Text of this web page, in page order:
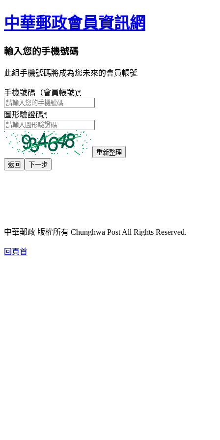
中華郵政會員資訊網
輸入您的手機號碼
此組手機號碼將成為您未來的會員帳號
手機號碼（會員帳號)*
圖形驗證碼*
重新整理
返回
下一步
中華郵政 版權所有 Chunghwa Post All Rights Reserved.
回頁首